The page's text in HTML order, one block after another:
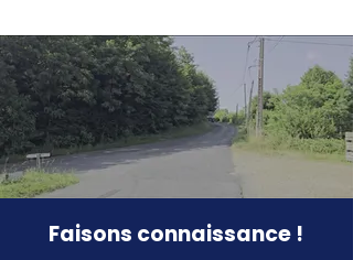
Faisons connaissance !